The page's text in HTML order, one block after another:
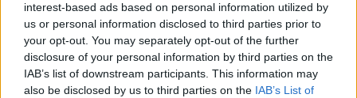
interest-based ads based on personal information utilized by
us or personal information disclosed to third parties prior to
your opt-out. You may separately opt-out of the further
disclosure of your personal information by third parties on the
IAB’s list of downstream participants. This information may
also be disclosed by us to third parties on the IAB’s List of